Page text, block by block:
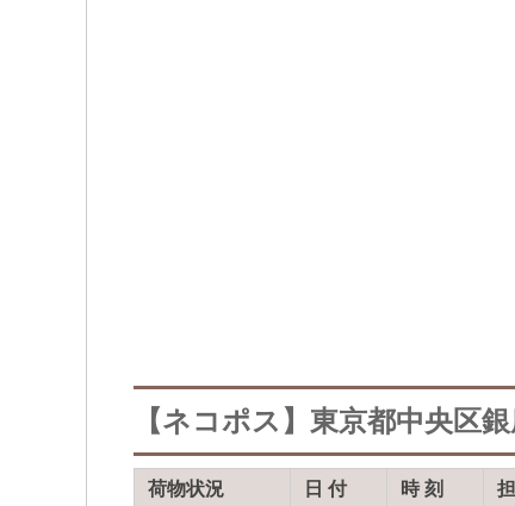
【ネコポス】東京都中央区
荷物状況 日 付 時 刻